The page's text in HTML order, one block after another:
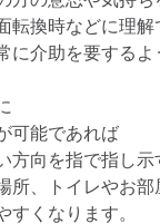
転換時などに理
に介助を要するよ
可能であれば
方向を指で指し示
所、トイレやお
すくなります。